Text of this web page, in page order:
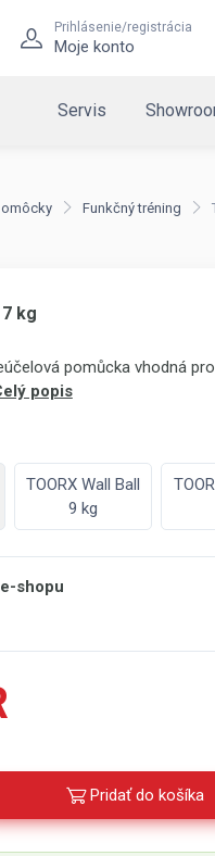
Prihlásenie/registrácia
Moje konto
Servis
Funkčný tréning
kg
pomůcka vhodná
popis
TOORX Wall Ball
9 kg
shopu
Pridať do košíka